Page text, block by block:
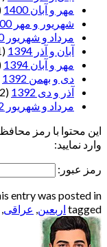
مهر و آبان 1400
شهریور و مهر 1400
مرداد و شهریور 1400
آبان و آذر 1394
(1)
مهر و آبان 1394
دی و بهمن 1392
آذر و دی 1392
(2)
مرداد و شهریور 1392
این محتوا با رمز
وارد نمایید:
رمز عبور:
entry was posted in
tagged اربعین, عراقی,